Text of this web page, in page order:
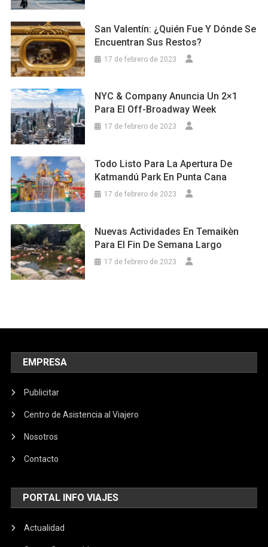
San Valentín: ¿Quién Fue Y Dónde Se
Encuentran Sus Restos?
17 de febrero de 2023
NYC & Company Anuncia Un 2×1
Para El Off-Broadway Week
17 de febrero de 2023
Todo Listo Para La Apertura De
Katmandú Park En Punta Cana
17 de febrero de 2023
Nuevas Actividades En Temaikèn
Para El Fin De Semana Largo
17 de febrero de 2023
EMPRESA
Publicitar
Centro de Asistencia al Viajero
Nosotros
Contacto
PORTAL INFO VIAJES
Actualidad